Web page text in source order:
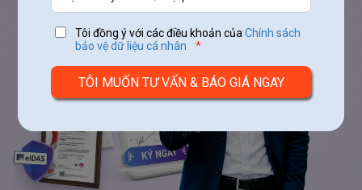
Tôi đồng ý với các điều khoản củaChính sách
bảo vệ dữ liệu cá nhân
*